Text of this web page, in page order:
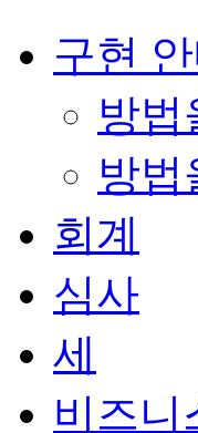
구현
방법
방법
회계
심사
세
비즈니